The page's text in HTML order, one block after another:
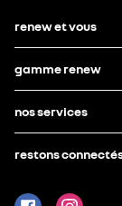
renew et vous
gamme renew
nos services
restons